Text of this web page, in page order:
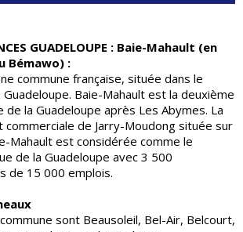
GUADELOUPE : Baie-Mahault (en
Bémawo) :
commune française, située dans le
Baie-Mahault est la deuxième
de la Guadeloupe après Les Abymes. La
commerciale de Jarry-Moudong située sur
Mahault est considérée comme le
de la Guadeloupe avec 3 500
de 15 000 emplois.
sont Beausoleil, Bel-Air, Belcourt,